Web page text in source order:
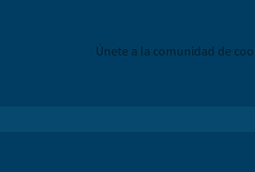
Únete a la comunidad de